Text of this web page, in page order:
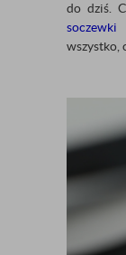
do dziś.
wszystko,